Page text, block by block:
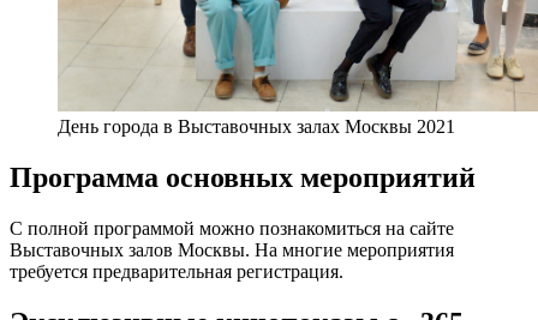
День города в Выставочных залах Москвы 2021
Программа основных мероприятий
С полной программой можно познакомиться на сайте
Выставочных залов Москвы. На многие мероприятия
требуется предварительная регистрация.